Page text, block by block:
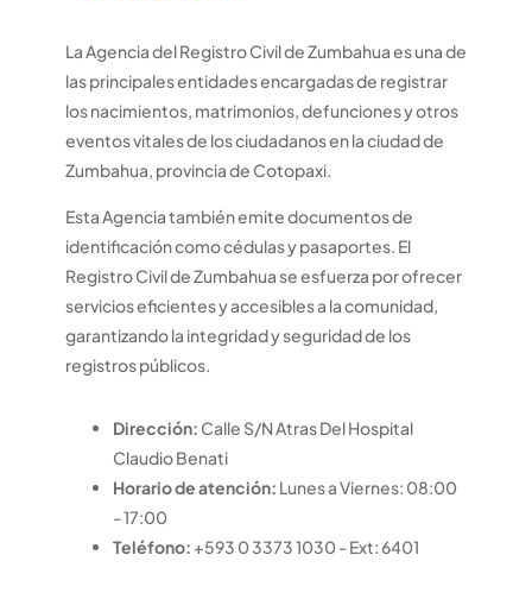
La Agencia del Registro Civil de Zumbahua es una de
las principales entidades encargadas de registrar
los nacimientos, matrimonios, defunciones y otros
eventos vitales de los ciudadanos en la ciudad de
Zumbahua, provincia de Cotopaxi.
Esta Agencia también emite documentos de
identificación como cédulas y pasaportes. El
Registro Civil de Zumbahua se esfuerza por ofrecer
servicios eficientes y accesibles a la comunidad,
garantizando la integridad y seguridad de los
registros públicos.
Dirección: Calle S/N Atras Del Hospital
Claudio Benati
Horario de atención: Lunes a Viernes: 08:00
- 17:00
Teléfono: +593 0 3373 1030 - Ext: 6401